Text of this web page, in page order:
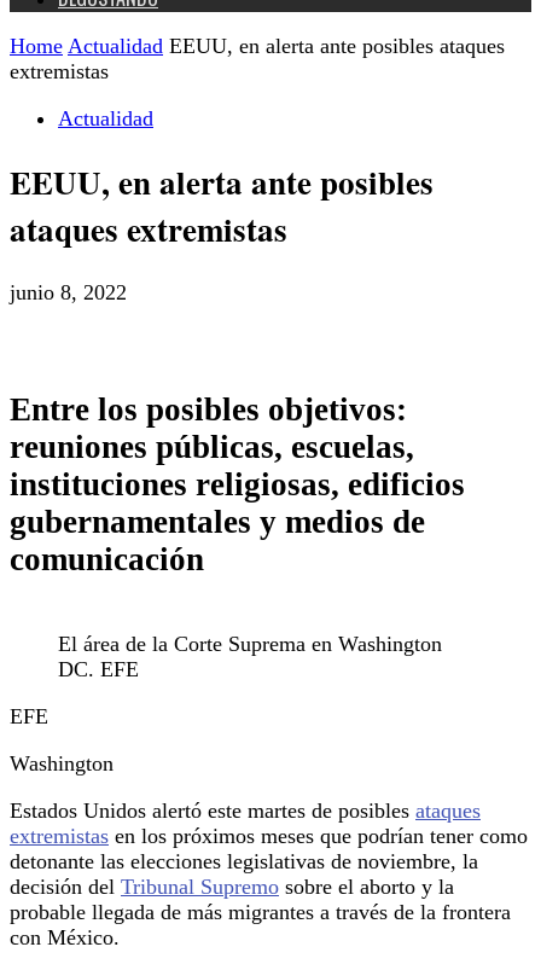
Home Actualidad EEUU, en alerta ante posibles ataques
extremistas
Actualidad
EEUU, en alerta ante posibles
ataques extremistas
junio 8, 2022
Entre los posibles objetivos:
reuniones públicas, escuelas,
instituciones religiosas, edificios
gubernamentales y medios de
comunicación
El área de la Corte Suprema en Washington
DC. EFE
EFE
Washington
Estados Unidos alertó este martes de posibles ataques
extremistas en los próximos meses que podrían tener como
detonante las elecciones legislativas de noviembre, la
decisión del Tribunal Supremo sobre el aborto y la
probable llegada de más migrantes a través de la frontera
con México.